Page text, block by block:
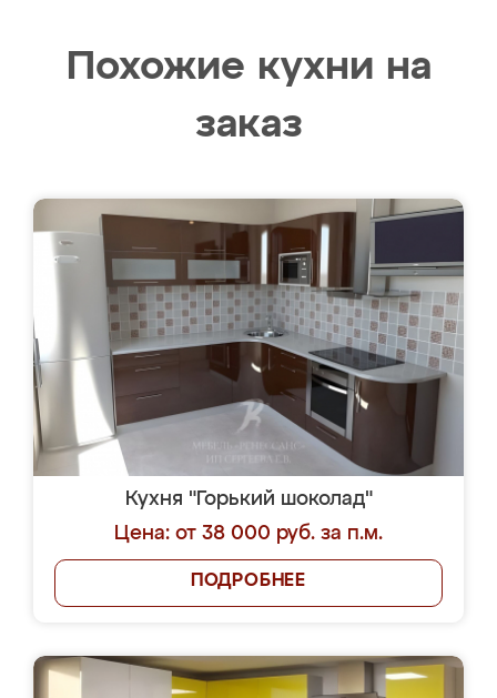
Похожие кухни на
заказ
Кухня "Горький шоколад"
Цена: от 38 000 руб. за п.м.
ПОДРОБНЕЕ